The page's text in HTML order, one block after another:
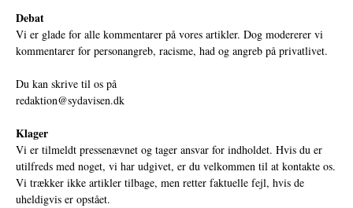
Debat
Vi er glade for alle kommentarer på vores artikler. Dog modererer vi
kommentarer for personangreb, racisme, had og angreb på privatlivet.
Du kan skrive til os på
redaktion@sydavisen.dk
Klager
Vi er tilmeldt pressenævnet og tager ansvar for indholdet. Hvis du er
utilfreds med noget, vi har udgivet, er du velkommen til at kontakte os.
Vi trækker ikke artikler tilbage, men retter faktuelle fejl, hvis de
uheldigvis er opstået.